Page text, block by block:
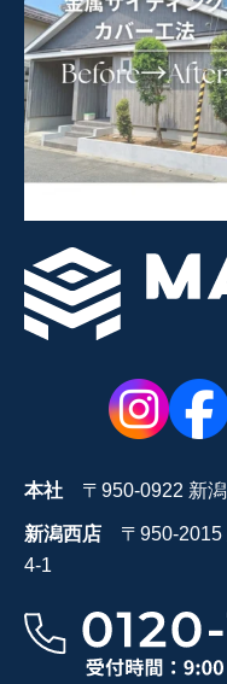
本社 〒950-0922 新
新潟西店 〒950-2015
4-1